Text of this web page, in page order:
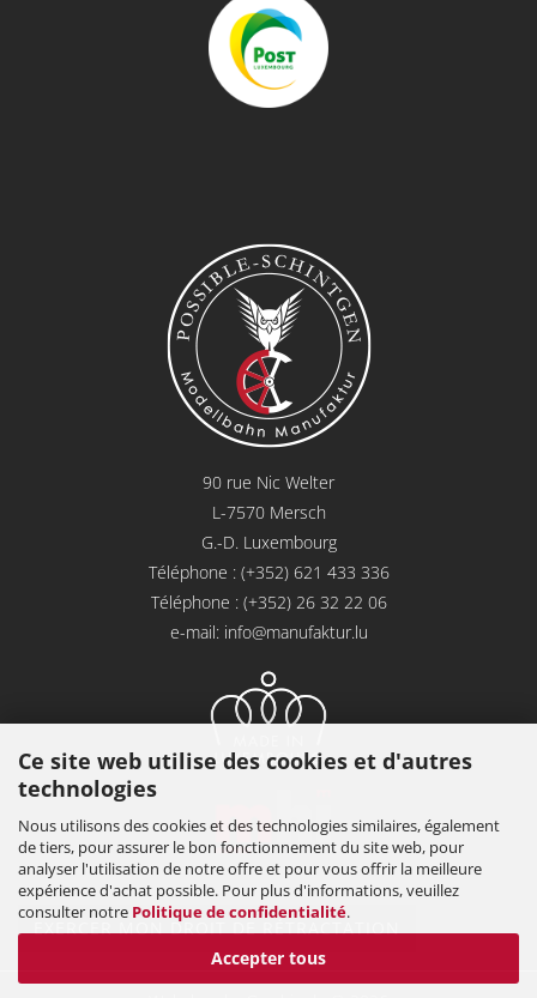
Ce site web utilise des cookies et d'autres
technologies
Nous utilisons des cookies et des technologies similaires, également
de tiers, pour assurer le bon fonctionnement du site web, pour
analyser l'utilisation de notre offre et pour vous offrir la meilleure
expérience d'achat possible. Pour plus d'informations, veuillez
consulter notre Politique de confidentialité.
Accepter tous
90 rue Nic Welter
L-7570 Mersch
G.-D. Luxembourg
Téléphone : (+352) 621 433 336
Téléphone : (+352) 26 32 22 06
e-mail: info@manufaktur.lu
EXERCER MON DROIT DE RÉTRACTATION